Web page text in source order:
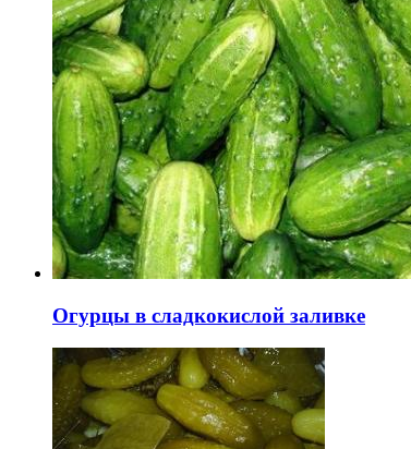
Огурцы в сладкокислой заливке